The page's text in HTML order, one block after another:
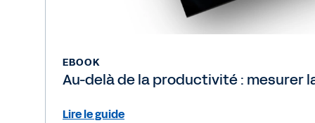
EBOOK
Au-delà de la productivité : mesurer
Lire le guide